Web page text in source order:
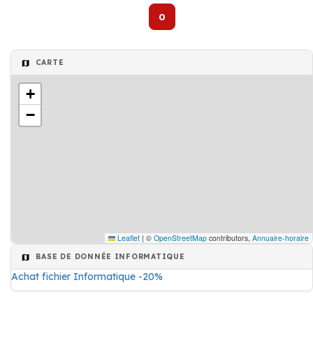
0
CARTE
+
−
Leaflet | © OpenStreetMap contributors, Annuaire-horaire
BASE DE DONNÉE INFORMATIQUE
Achat fichier Informatique -20%